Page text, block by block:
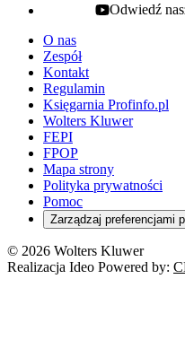
youtube - otwiera
Odwiedź
O nas
Zespół
Kontakt
Regulamin
Księgarnia Profinfo.pl
Wolters Kluwer
FEPI
FPOP
Mapa strony
Polityka prywatności
Pomoc
Zarządzaj preferencjami
© 2026 Wolters Kluwer
Realizacja Ideo Powered by: